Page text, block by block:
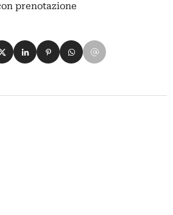
prenotazione
su Facebook
su X
Condividi su LinkedIn
Condividi su Pinterest
Condividi su WhatsApp
Condividi su Email